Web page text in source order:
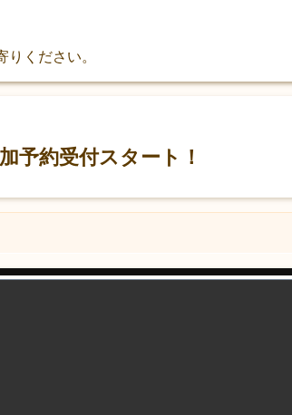
ください。
予約受付スタート！